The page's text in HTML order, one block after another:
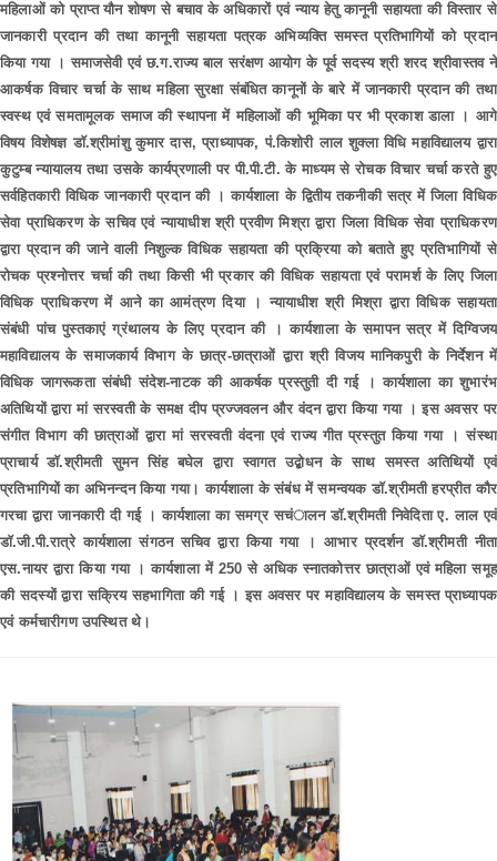
महिलाओं को प्राप्त यौन शोषण से बचाव के अधिकारों एवं न्याय हेतु कानूनी सहायता की विस्तार से
जानकारी प्रदान की तथा कानूनी सहायता पत्रक अभिव्यक्ति समस्त प्रतिभागियों को प्रदान
किया गया । समाजसेवी एवं छ.ग.राज्य बाल सरंक्षण आयोग के पूर्व सदस्य श्री शरद श्रीवास्तव ने
आकर्षक विचार चर्चा के साथ महिला सुरक्षा संबंधित कानूनों के बारे में जानकारी प्रदान की तथा
स्वस्थ एवं समतामूलक समाज की स्थापना में महिलाओं की भूमिका पर भी प्रकाश डाला । आगे
विषय विशेषज्ञ डाॅ.श्रीमांशु कुमार दास, प्राध्यापक, पं.किशोरी लाल शुक्ला विधि महाविद्यालय द्वारा
कुटुम्ब न्यायालय तथा उसके कार्यप्रणाली पर पी.पी.टी. के माध्यम से रोचक विचार चर्चा करते हुए
सर्वहितकारी विधिक जानकारी प्रदान की । कार्यशाला के द्वितीय तकनीकी सत्र में जिला विधिक
सेवा प्राधिकरण के सचिव एवं न्यायाधीश श्री प्रवीण मिश्रा द्वारा जिला विधिक सेवा प्राधिकरण
द्वारा प्रदान की जाने वाली निशुल्क विधिक सहायता की प्रक्रिया को बताते हुए प्रतिभागियों से
रोचक प्रश्नोत्तर चर्चा की तथा किसी भी प्रकार की विधिक सहायता एवं परामर्श के लिए जिला
विधिक प्राधिकरण में आने का आमंत्रण दिया । न्यायाधीश श्री मिश्रा द्वारा विधिक सहायता
संबंधी पांच पुस्तकाएं ग्रंथालय के लिए प्रदान की । कार्यशाला के समापन सत्र में दिग्विजय
महाविद्यालय के समाजकार्य विभाग के छात्र-छात्राओं द्वारा श्री विजय मानिकपुरी के निर्देशन में
विधिक जागरूकता संबंधी संदेश-नाटक की आकर्षक प्रस्तुती दी गई । कार्यशाला का शुभारंभ
अतिथियों द्वारा मां सरस्वती के समक्ष दीप प्रज्जवलन और वंदन द्वारा किया गया । इस अवसर पर
संगीत विभाग की छात्राओं द्वारा मां सरस्वती वंदना एवं राज्य गीत प्रस्तुत किया गया । संस्था
प्राचार्य डाॅ.श्रीमती सुमन सिंह बघेल द्वारा स्वागत उद्बोधन के साथ समस्त अतिथियों एवं
प्रतिभागियों का अभिनन्दन किया गया। कार्यशाला के संबंध में समन्वयक डाॅ.श्रीमती हरप्रीत कौर
गरचा द्वारा जानकारी दी गई । कार्यशाला का समग्र सचंालन डाॅ.श्रीमती निवेदिता ए. लाल एवं
डाॅ.जी.पी.रात्रे कार्यशाला संगठन सचिव द्वारा किया गया । आभार प्रदर्शन डाॅ.श्रीमती नीता
एस.नायर द्वारा किया गया । कार्यशाला में 250 से अधिक स्नातकोत्तर छात्राओं एवं महिला समूह
की सदस्यों द्वारा सक्रिय सहभागिता की गई । इस अवसर पर महाविद्यालय के समस्त प्राध्यापक
एवं कर्मचारीगण उपस्थित थे।